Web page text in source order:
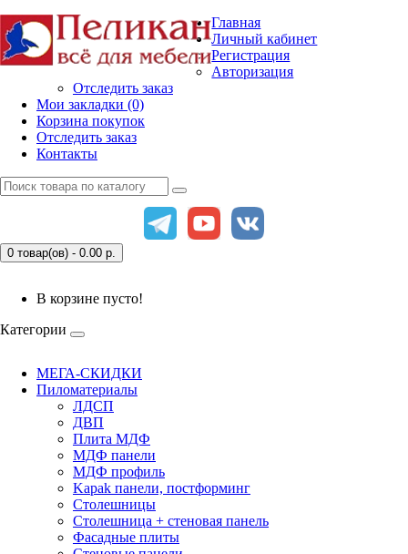
Главная
Личный кабинет
Регистрация
Авторизация
Отследить заказ
Мои закладки (0)
Корзина покупок
Отследить заказ
Контакты
0 товар(ов) - 0.00 р.
В корзине пусто!
Категории
МЕГА-СКИДКИ
Пиломатериалы
ЛДСП
ДВП
Плита МДФ
МДФ панели
МДФ профиль
Kapak панели, постформинг
Столешницы
Столешница + стеновая панель
Фасадные плиты